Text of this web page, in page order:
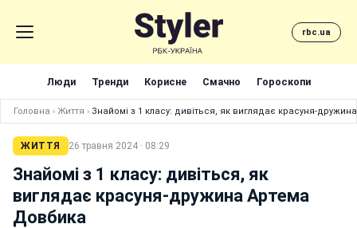
rbc.ua
Люди Тренди Корисне Смачно Гороскопи
Головна › Життя › Знайомі з 1 класу: дивіться, як виглядає красуня-
ЖИТТЯ 26 травня 2024 · 08:29
Знайомі з 1 класу: дивіться, як
виглядає красуня-дружина Артема
Довбика